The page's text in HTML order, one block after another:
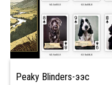
Peaky Blinders-ээс